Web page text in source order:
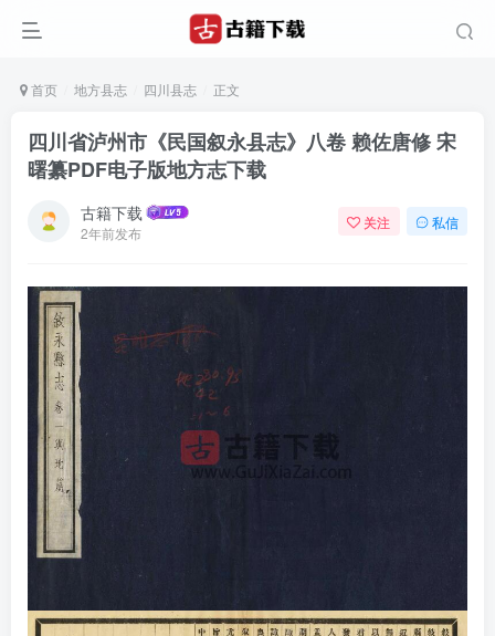
首页 地方县志 四川县志 正文
四川省泸州市《民国叙永县志》八卷 赖佐唐修 宋
曙纂PDF电子版地方志下载
古籍下载
2年前发布
关注 私信